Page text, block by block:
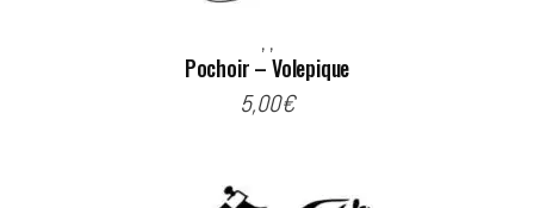
, ,
Pochoir – Volepique
5,00€